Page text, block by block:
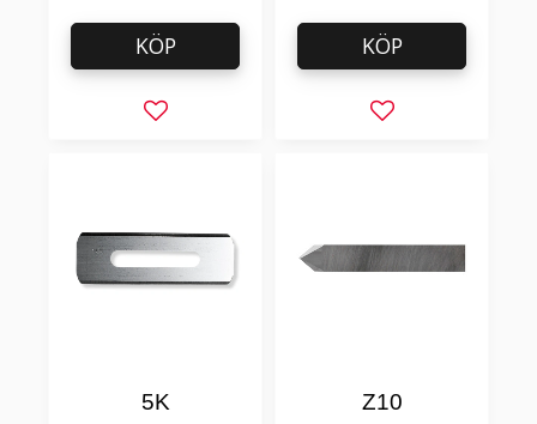
Lägg till i favoriter
KÖP
Lägg till i
KÖP
5K Z10